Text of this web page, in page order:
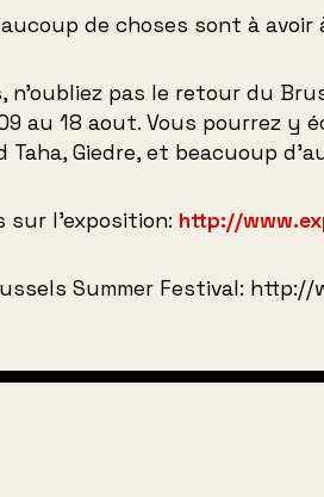
de choses sont à avoir
n’oubliez pas le retour du
au 18 aout. Vous pourrez y
Taha, Giedre, et beacuoup
sur l’exposition: http://
Summer Festival: http://